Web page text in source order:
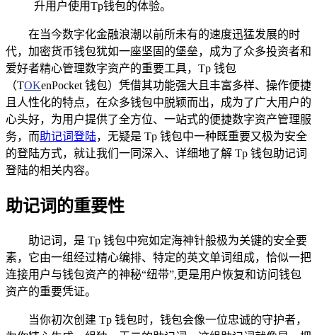
升用户使用Tp钱包的体验。
在当今数字化金融浪潮以前所未有的速度迅猛发展的时
代，加密货币钱包犹如一座坚固的堡垒，成为了众多投资者和
爱好者精心管理数字资产的重要工具，Tp 钱包
（TOKenPocket 钱包）凭借其功能强大且丰富多样、操作便捷
且人性化的特点，在众多钱包中脱颖而出，成为了广大用户的
心头好，为用户提供了全方位、一站式的便捷数字资产管理服
务，而助记词登陆，无疑是 Tp 钱包中一种既重要又极为安全
的登陆方式，就让我们一同深入、详细地了解 Tp 钱包助记词
登陆的相关内容。
助记词的重要性
助记词，是 Tp 钱包中宛如定海神针般极为关键的安全要
素，它由一组经过精心编排、特定的英文单词组成，恰似一把
连接用户与钱包资产的神秘“纽带”,更是用户恢复和访问钱包
资产的重要凭证。
当你初次创建 Tp 钱包时，钱包会像一位忠诚的守护者，